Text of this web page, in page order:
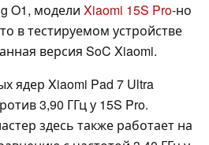
O1, модели Xiaomi 15S Pro-но
в тестируемом устройстве
версия SoC Xiaomi.
ядер Xiaomi Pad 7 Ultra
3,90 ГГц у 15S Pro.
здесь также работает на